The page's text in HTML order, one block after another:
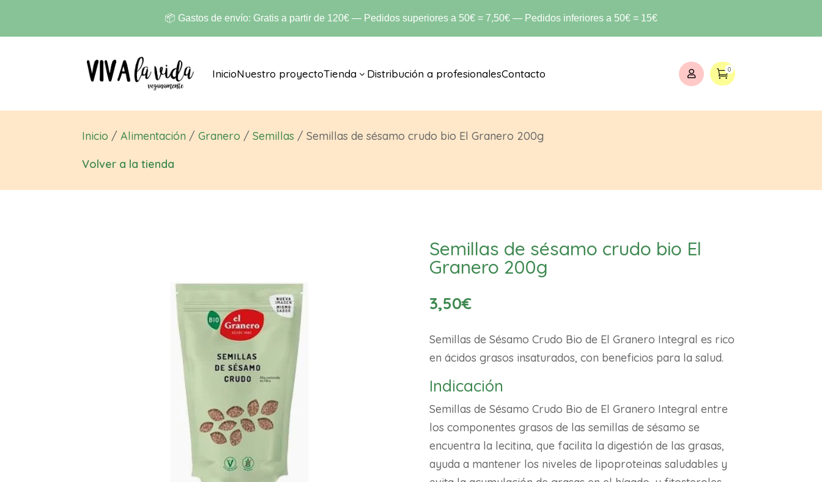
📦 Gastos de envío: Gratis a partir de 120€ — Pedidos superiores a 50€ = 7,50€ — Pedidos inferiores a 50€ = 15€
InicioNuestro proyectoTienda 3 Distribución a profesionalesContacto  0
Inicio /Alimentación /Granero /Semillas / Semillas de sésamo crudo bio El Granero 200g
Volver a la tienda
Semillas de sésamo crudo bio El
Granero 200g
3,50€
Semillas de Sésamo Crudo Bio de El Granero Integral es rico
en ácidos grasos insaturados, con beneficios para la salud.
Indicación
Semillas de Sésamo Crudo Bio de El Granero Integral entre
los componentes grasos de las semillas de sésamo se
encuentra la lecitina, que facilita la digestión de las grasas,
ayuda a mantener los niveles de lipoproteinas saludables y